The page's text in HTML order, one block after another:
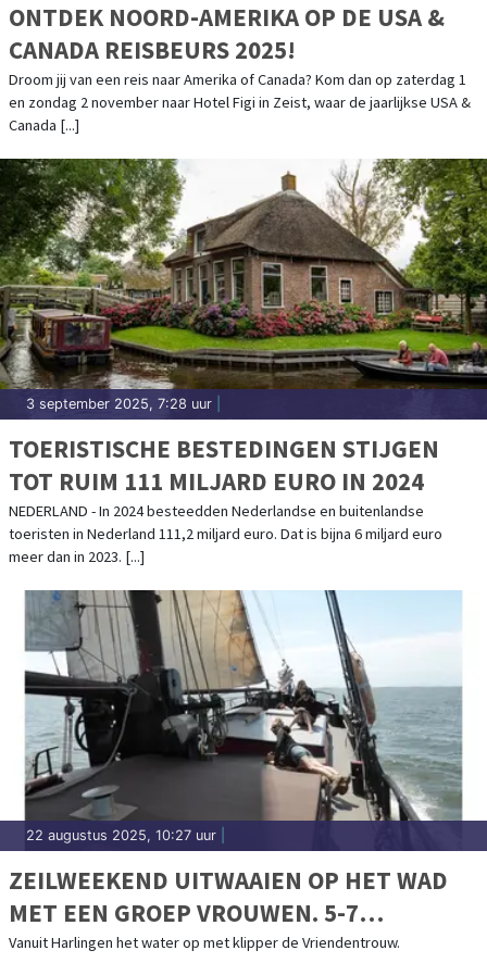
ONTDEK NOORD-AMERIKA OP DE USA &
CANADA REISBEURS 2025!
Droom jij van een reis naar Amerika of Canada? Kom dan op zaterdag 1
en zondag 2 november naar Hotel Figi in Zeist, waar de jaarlijkse USA &
Canada [...]
3 september 2025, 7:28 uur
TOERISTISCHE BESTEDINGEN STIJGEN
TOT RUIM 111 MILJARD EURO IN 2024
NEDERLAND - In 2024 besteedden Nederlandse en buitenlandse
toeristen in Nederland 111,2 miljard euro. Dat is bijna 6 miljard euro
meer dan in 2023. [...]
22 augustus 2025, 10:27 uur
ZEILWEEKEND UITWAAIEN OP HET WAD
MET EEN GROEP VROUWEN. 5-7
SEPTEMBER 2025
Vanuit Harlingen het water op met klipper de Vriendentrouw.